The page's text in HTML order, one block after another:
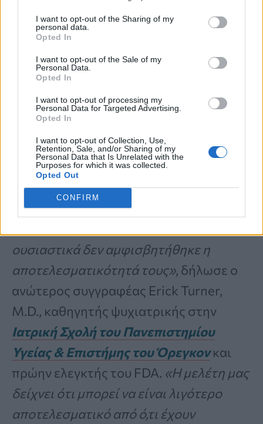
I want to opt-out of the Sharing of my
personal data.
Opted In
I want to opt-out of the Sale of my
Personal Data.
Opted In
I want to opt-out of processing my
Personal Data for Targeted Advertising.
Opted In
I want to opt-out of Collection, Use,
Retention, Sale, and/or Sharing of my
Personal Data that Is Unrelated with the
Purposes for which it was collected.
Opted Out
CONFIRM
Τα τελευταία χρόνια, οι
βενζοδιαζεπίνες έχουν
συσχετιστεί με σοβαρούς
κλινικούς κινδύνους, όπως
πτώσεις και γνωστική
«Οι κλινικοί γιατροί γνωρίζουν καλά
ουσιαστικά δεν αμφισβητήθηκε η
αποτελεσματικότητά τους», δήλωσε ο
ανώτερος συγγραφέας Erick Turner,
M.D., καθηγητής ψυχιατρικής στην
Ιατρική Σχολή του Πανεπιστημίου
Υγείας & Επιστήμης του Όρεγκονκαι
πρώην ελεγκτής του FDA. «Η μελέτη μας
δείχνει ότι μπορεί να είναι λιγότερο
αποτελεσματικό από ό,τι έχουν